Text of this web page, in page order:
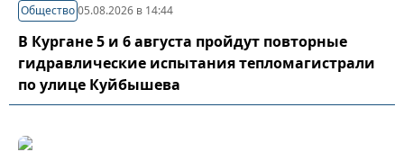
Общество05.08.2026 в 14:44
В Кургане 5 и 6 августа пройдут повторные
гидравлические испытания тепломагистрали
по улице Куйбышева